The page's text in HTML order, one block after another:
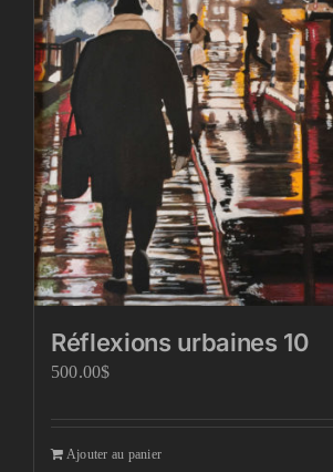
Réflexions urbaines 10
500.00$
Ajouter au panier